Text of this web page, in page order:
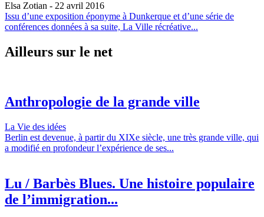
Elsa Zotian - 22 avril 2016
Issu d’une exposition éponyme à Dunkerque et d’une série de
conférences données à sa suite, La Ville récréative...
Ailleurs sur le net
Anthropologie de la grande ville
La Vie des idées
Berlin est devenue, à partir du XIXe siècle, une très grande ville, qui
a modifié en profondeur l’expérience de ses...
Lu / Barbès Blues. Une histoire populaire
de l’immigration...